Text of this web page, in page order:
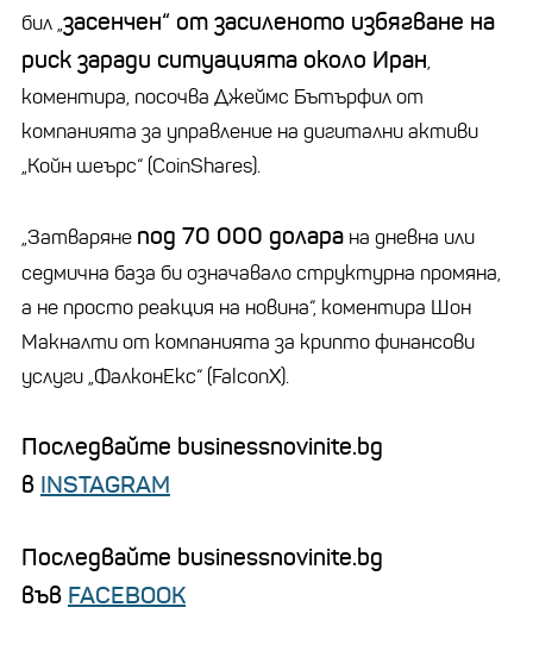
бил „засенчен“ от засиленото избягване на
риск заради ситуацията около Иран,
коментира, посочва Джеймс Бътърфил от
компанията за управление на дигитални активи
„Койн шеърс“ (CoinShares).
„Затваряне под 70 000 долара на дневна или
седмична база би означавало структурна промяна,
а не просто реакция на новина“, коментира Шон
Макналти от компанията за крипто финансови
услуги „ФалконЕкс“ (FalconX).
Последвайте businessnovinite.bg
в INSTAGRAM
Последвайте businessnovinite.bg
във FACEBOOK